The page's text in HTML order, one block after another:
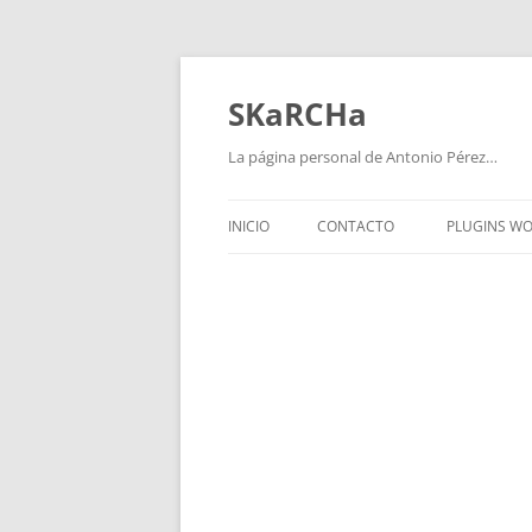
Saltar
SKaRCHa
La página personal de Antonio Pérez…
INICIO CONTACTO PLUGINS